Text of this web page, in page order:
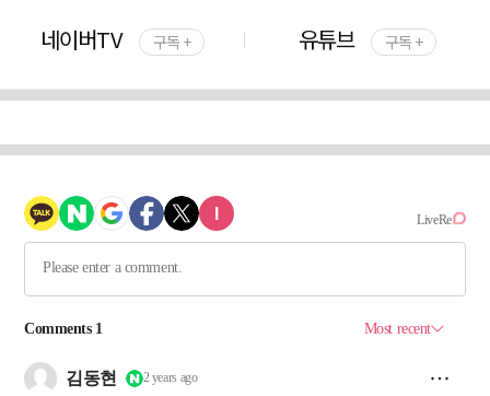
네이버TV 구독 + 유튜브 구독 +